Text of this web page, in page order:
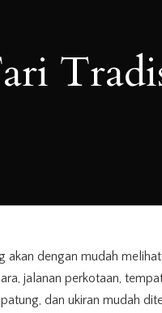
akan dengan mudah melihat
jalanan perkotaan,
dan ukiran mudah